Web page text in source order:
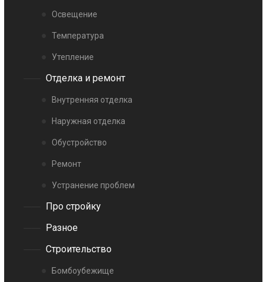
Освещение
Температура
Утепление
Отделка и ремонт
Внутренняя отделка
Наружная отделка
Обустройство
Ремонт
Устранение проблем
Про стройку
Разное
Строительство
Бомбоубежище